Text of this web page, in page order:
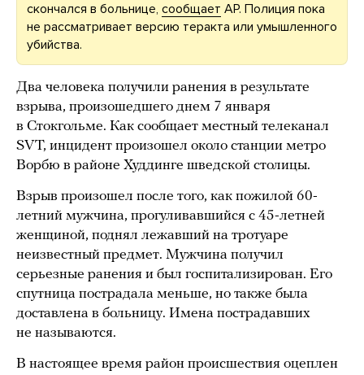
скончался в больнице, сообщает АР. Полиция пока
не рассматривает версию теракта или умышленного
убийства.
Два человека получили ранения в результате
взрыва, произошедшего днем 7 января
в Стокгольме. Как сообщает местный телеканал
SVT, инцидент произошел около станции метро
Ворбю в районе Худдинге шведской столицы.
Взрыв произошел после того, как пожилой 60-
летний мужчина, прогуливавшийся с 45-летней
женщиной, поднял лежавший на тротуаре
неизвестный предмет. Мужчина получил
серьезные ранения и был госпитализирован. Его
спутница пострадала меньше, но также была
доставлена в больницу. Имена пострадавших
не называются.
В настоящее время район происшествия оцеплен